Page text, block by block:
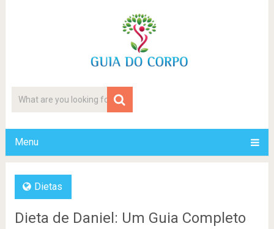
Menu
Dietas
Dieta de Daniel: Um Guia Completo